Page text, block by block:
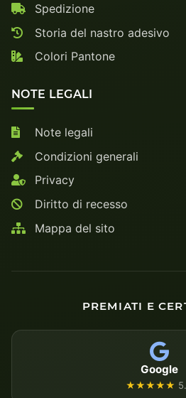
Spedizione
Storia del nastro adesivo
Colori Pantone
NOTE LEGALI
Note legali
Condizioni generali
Privacy
Diritto di recesso
Mappa del sito
PREMIATI E
Google
★★★★★